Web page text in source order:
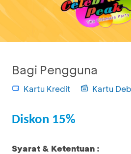
Bagi Pengguna
Kartu Kredit Kartu
Diskon 15%
Syarat & Ketentuan :